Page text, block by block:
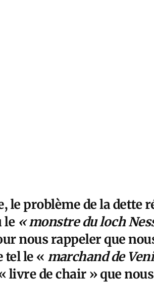
le problème de la dette
le « monstre du loch
nous rappeler que
tel le « marchand de
de chair » que